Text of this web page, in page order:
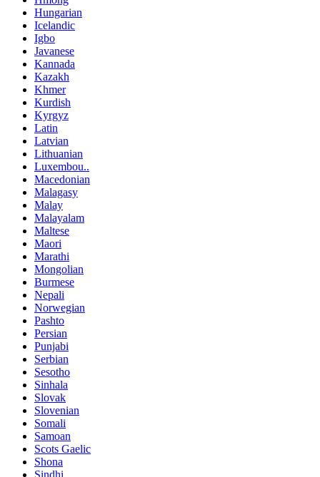
Hungarian
Icelandic
Igbo
Javanese
Kannada
Kazakh
Khmer
Kurdish
Kyrgyz
Latin
Latvian
Lithuanian
Luxembou..
Macedonian
Malagasy
Malay
Malayalam
Maltese
Maori
Marathi
Mongolian
Burmese
Nepali
Norwegian
Pashto
Persian
Punjabi
Serbian
Sesotho
Sinhala
Slovak
Slovenian
Somali
Samoan
Scots Gaelic
Shona